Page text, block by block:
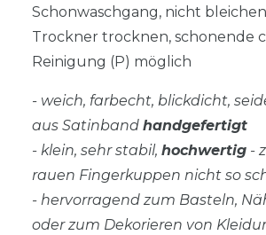
Schonwaschgang, nicht
Trockner trocknen, schonende
Reinigung (P) möglich
- weich, farbecht, blickdicht,
aus Satinband handgefertigt
- klein, sehr stabil, hochwertig -
rauen Fingerkuppen nicht so
- hervorragend zum Basteln,
oder zum Dekorieren von